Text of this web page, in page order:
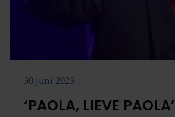
30 juni 2023
‘PAOLA, LIEVE PAOLA’